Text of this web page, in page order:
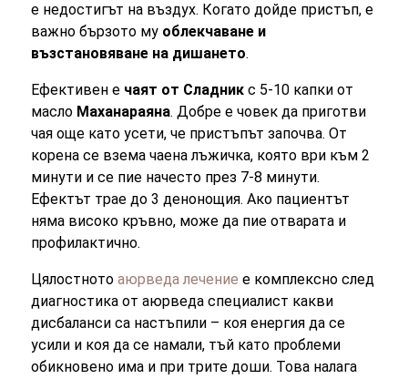
е недостигът на въздух. Когато дойде пристъп, е
важно бързото му облекчаване и
възстановяване на дишането.
Ефективен е чаят от Сладник с 5-10 капки от
масло Маханараяна. Добре е човек да приготви
чая още като усети, че пристъпът започва. От
корена се взема чаена лъжичка, която ври към 2
минути и се пие начесто през 7-8 минути.
Ефектът трае до 3 денонощия. Ако пациентът
няма високо кръвно, може да пие отварата и
профилактично.
Цялостнотоаюрведа лечение е комплексно след
диагностика от аюрведа специалист какви
дисбаланси са настъпили – коя енергия да се
усили и коя да се намали, тъй като проблеми
обикновено има и при трите доши. Това налага